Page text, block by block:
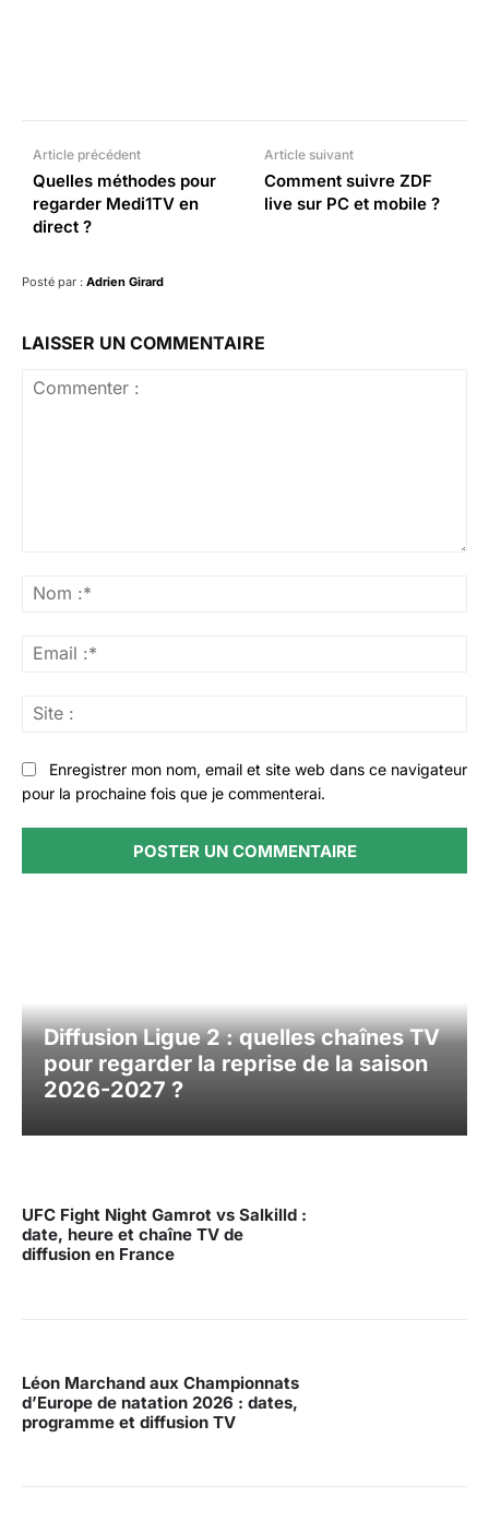
Article précédent
Quelles méthodes pour
regarder Medi1TV en
direct ?
Article suivant
Comment suivre ZDF
live sur PC et mobile ?
Posté par : Adrien Girard
LAISSER UN COMMENTAIRE
Enregistrer mon nom, email et site web dans ce navigateur
pour la prochaine fois que je commenterai.
Diffusion Ligue 2 : quelles chaînes TV
pour regarder la reprise de la saison
2026-2027 ?
UFC Fight Night Gamrot vs Salkilld :
date, heure et chaîne TV de
diffusion en France
Léon Marchand aux Championnats
d’Europe de natation 2026 : dates,
programme et diffusion TV